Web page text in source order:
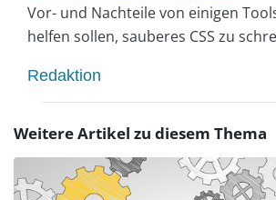
Vor- und Nachteile von einigen
helfen sollen, sauberes CSS zu
Redaktion
Weitere Artikel zu diesem Thema